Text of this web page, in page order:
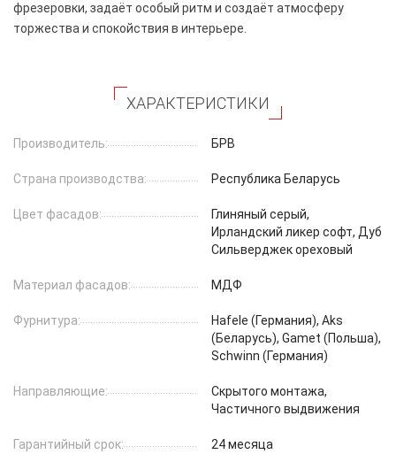
фрезеровки, задаёт особый ритм и создаёт атмосферу
торжества и спокойствия в интерьере.
ХАРАКТЕРИСТИКИ
Производитель: БРВ
Страна производства: Республика Беларусь
Цвет фасадов:
Глиняный серый,
Ирландский ликер софт, Дуб
Сильверджек ореховый
Материал фасадов: МДФ
Фурнитура:
Hafеle (Германия), Aks
(Беларусь), Gamet (Польша),
Schwinn (Германия)
Направляющие:
Скрытого монтажа,
Частичного выдвижения
Гарантийный срок: 24 месяца